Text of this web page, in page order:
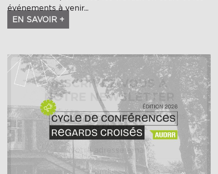
événements à venir...
EN SAVOIR +
×
INSCRIVEZ-VOUS À
NOTRE NEWSLETTER
Pour ne rien manquer des informations
de l'Audrr
Votre adresse email